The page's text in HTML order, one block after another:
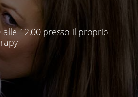
12.00 presso il proprio